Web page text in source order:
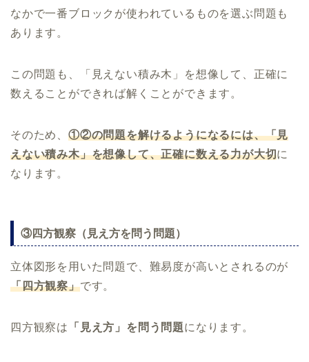
なかで一番ブロックが使われているものを選ぶ問題も
あります。
この問題も、「見えない積み木」を想像して、正確に
数えることができれば解くことができます。
そのため、 ①②の問題を解けるようになるには、「見
えない積み木」を想像して、正確に数える力が大切に
なります。
③四方観察（見え方を問う問題）
立体図形を用いた問題で、難易度が高いとされるのが
「四方観察」です。
四方観察は 「見え方」を問う問題になります。